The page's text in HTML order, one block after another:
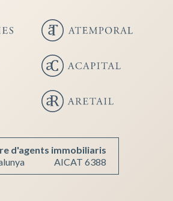
d'agents immobiliaris
AICAT 6388